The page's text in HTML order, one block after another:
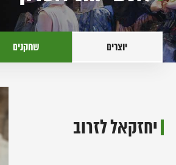
יוצרים שחקנים
יחזקאל לזרוב